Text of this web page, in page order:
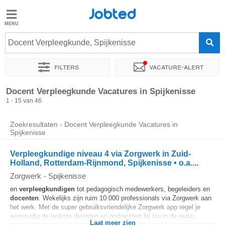
Jobted
Vacatures
Salarissen
Jobted
Docent Verpleegkunde, Spijkenisse
Filters Vacature-alert
Sorteer op Exacte locatie Uitzendbureau Soort
Docent Verpleegkunde Vacatures in Spijkenisse
1 - 15 van 46
Zoekresultaten - Docent Verpleegkunde Vacatures in
Spijkenisse
Verpleegkundige niveau 4 via Zorgwerk in Zuid-
Holland, Rotterdam-Rijnmond, Spijkenisse • o.a....
Zorgwerk - Spijkenisse
en verpleegkundigen tot pedagogisch medewerkers, begeleiders en
docenten. Wekelijks zijn ruim 10.000 professionals via Zorgwerk aan
het werk. Met de super gebruiksvriendelijke Zorgwerk app regel je
eenvoudig de leukste diensten en opdrachten bij jou in de regio...
Laat meer zien